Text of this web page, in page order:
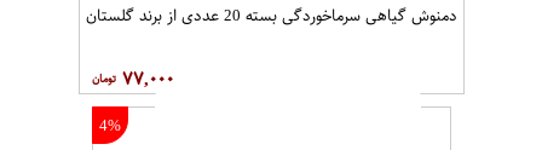
دمنوش گیاهی سرماخوردگی بسته 20 عددی از برند گلستان
۷۷,۰۰۰
4%